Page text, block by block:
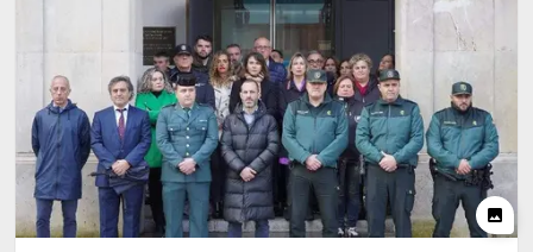
photo